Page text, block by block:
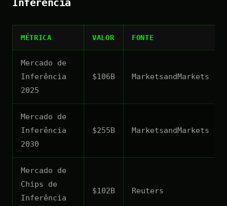
Inferência
MÉTRICA VALOR FONTE
Mercado de
Inferência
2025
$106B MarketsandMarkets
Mercado de
Inferência
2030
$255B MarketsandMarkets
Mercado de
Chips de
Inferência
$102B Reuters